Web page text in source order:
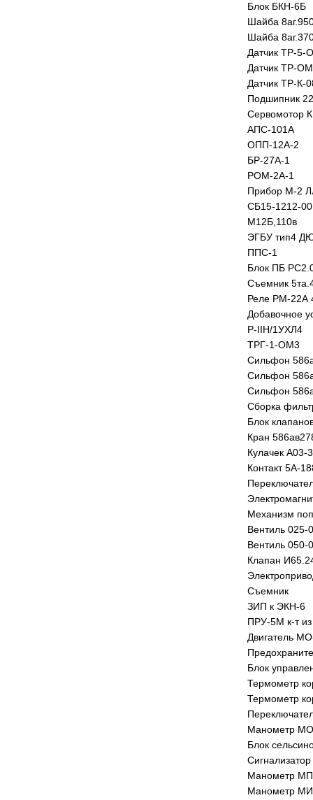
Блок БКН-6Б
Шайба
Шайба
Датчик ТР-5-
Датчик ТР-
Датчик ТР-К-
Подшипник
Сервомотор
АПС-101А
ОПП-12А-2
БР-27А-1
РОМ-2А-1
Прибор М-2
СБ15-1212-00
М12Б,110в
ЭГБУ тип4
ППС-1
Блок ПБ
Съемник
Реле РМ-22А
Добавочное
Р-IIН/1УХЛ4
ТРГ-1-ОМ3
Сильфон
Сильфон
Сильфон
Сборка
Блок
Кран
Кулачек А03-
Контакт 5А-
Механизм
Вентиль 025-
Вентиль 050-
Клапан
Съемник
ЗИП к ЭКН-6
ПРУ-5М к-т
Двигатель
Блок
Термометр
Термометр
Манометр МО
Блок
Манометр
Манометр